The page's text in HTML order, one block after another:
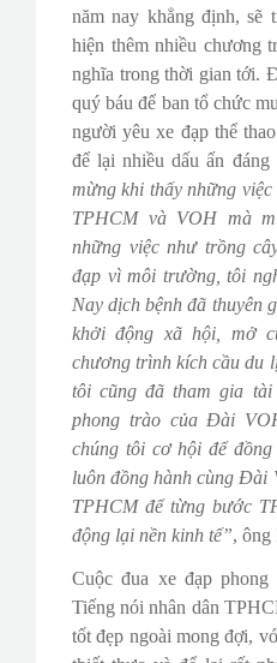
năm nay khẳng định, sẽ
hiện thêm nhiều chương
nghĩa trong thời gian tới.
quý báu để ban tổ chức
người yêu xe đạp thể
để lại nhiều dấu ấn đáng
mừng khi thấy những
TPHCM và VOH mà
những việc như trồng
đạp vì môi trường, tôi
Nay dịch bệnh đã thuyên
khởi động xã hội, mở
chương trình kích cầu du
tôi cũng đã tham gia
phong trào của Đài
chúng tôi cơ hội để
luôn đồng hành cùng Đài
TPHCM để từng bước
động lại nền kinh tế”, ông
Cuộc đua xe đạp
Tiếng nói nhân dân
tốt đẹp ngoài mong đợi,